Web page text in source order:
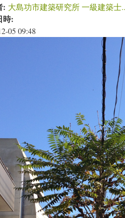
: 大島功市建築研究所 一級建築士
時:
05 09:48